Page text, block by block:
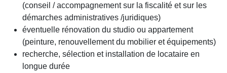
(conseil / accompagnement sur la fiscalité et sur les
démarches administratives /juridiques)
éventuelle rénovation du studio ou appartement
(peinture, renouvellement du mobilier et équipements)
recherche, sélection et installation de locataire en
longue durée